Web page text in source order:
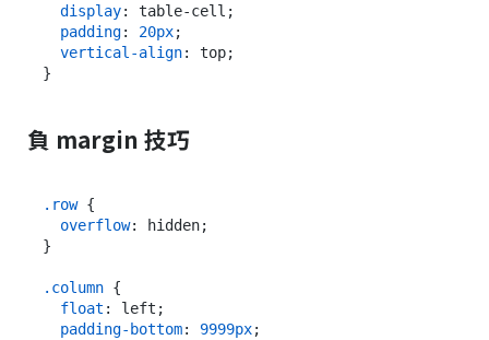
display: table-cell;
padding: 20px;
vertical-align: top;
負 margin 技巧
.row {
overflow: hidden;
}
.column {
float : left;
padding-bottom: 9999px;